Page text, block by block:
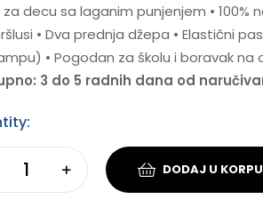
za decu sa laganim punjenjem • 100%
• Dva prednja džepa • Elastični
• Pogodan za školu i boravak na
3 do 5 radnih dana od
DODAJ U KORPU